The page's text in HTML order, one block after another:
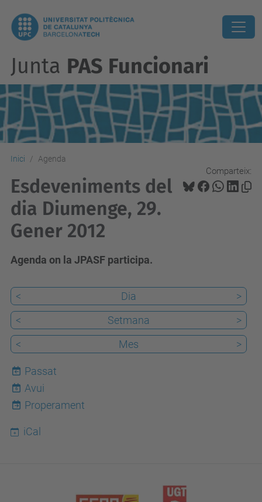
Junta PAS Funcionari
Inici Agenda
Comparteix:
Esdeveniments del
dia Diumenge, 29.
Gener 2012
Agenda on la JPASF participa.
< Dia
>
<
Setmana
>
<
Mes >
Passat
6
Avui
Properament
iCal